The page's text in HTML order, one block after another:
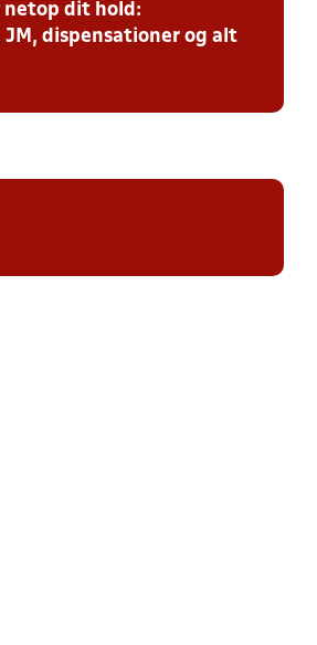
netop dit hold:
JM, dispensationer og alt